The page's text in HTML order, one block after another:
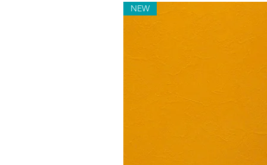
NEW